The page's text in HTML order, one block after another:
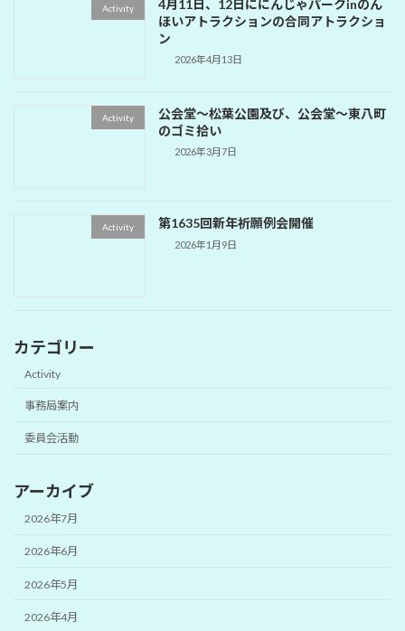
Activity
4月11日、12日ににんじゃパークinのん
ほいアトラクションの合同アトラクショ
ン
2026年4月13日
Activity
公会堂～松葉公園及び、公会堂～東八町
のゴミ拾い
2026年3月7日
Activity 第1635回新年祈願例会開催
2026年1月9日
カテゴリー
Activity
事務局案内
委員会活動
アーカイブ
2026年7月
2026年6月
2026年5月
2026年4月